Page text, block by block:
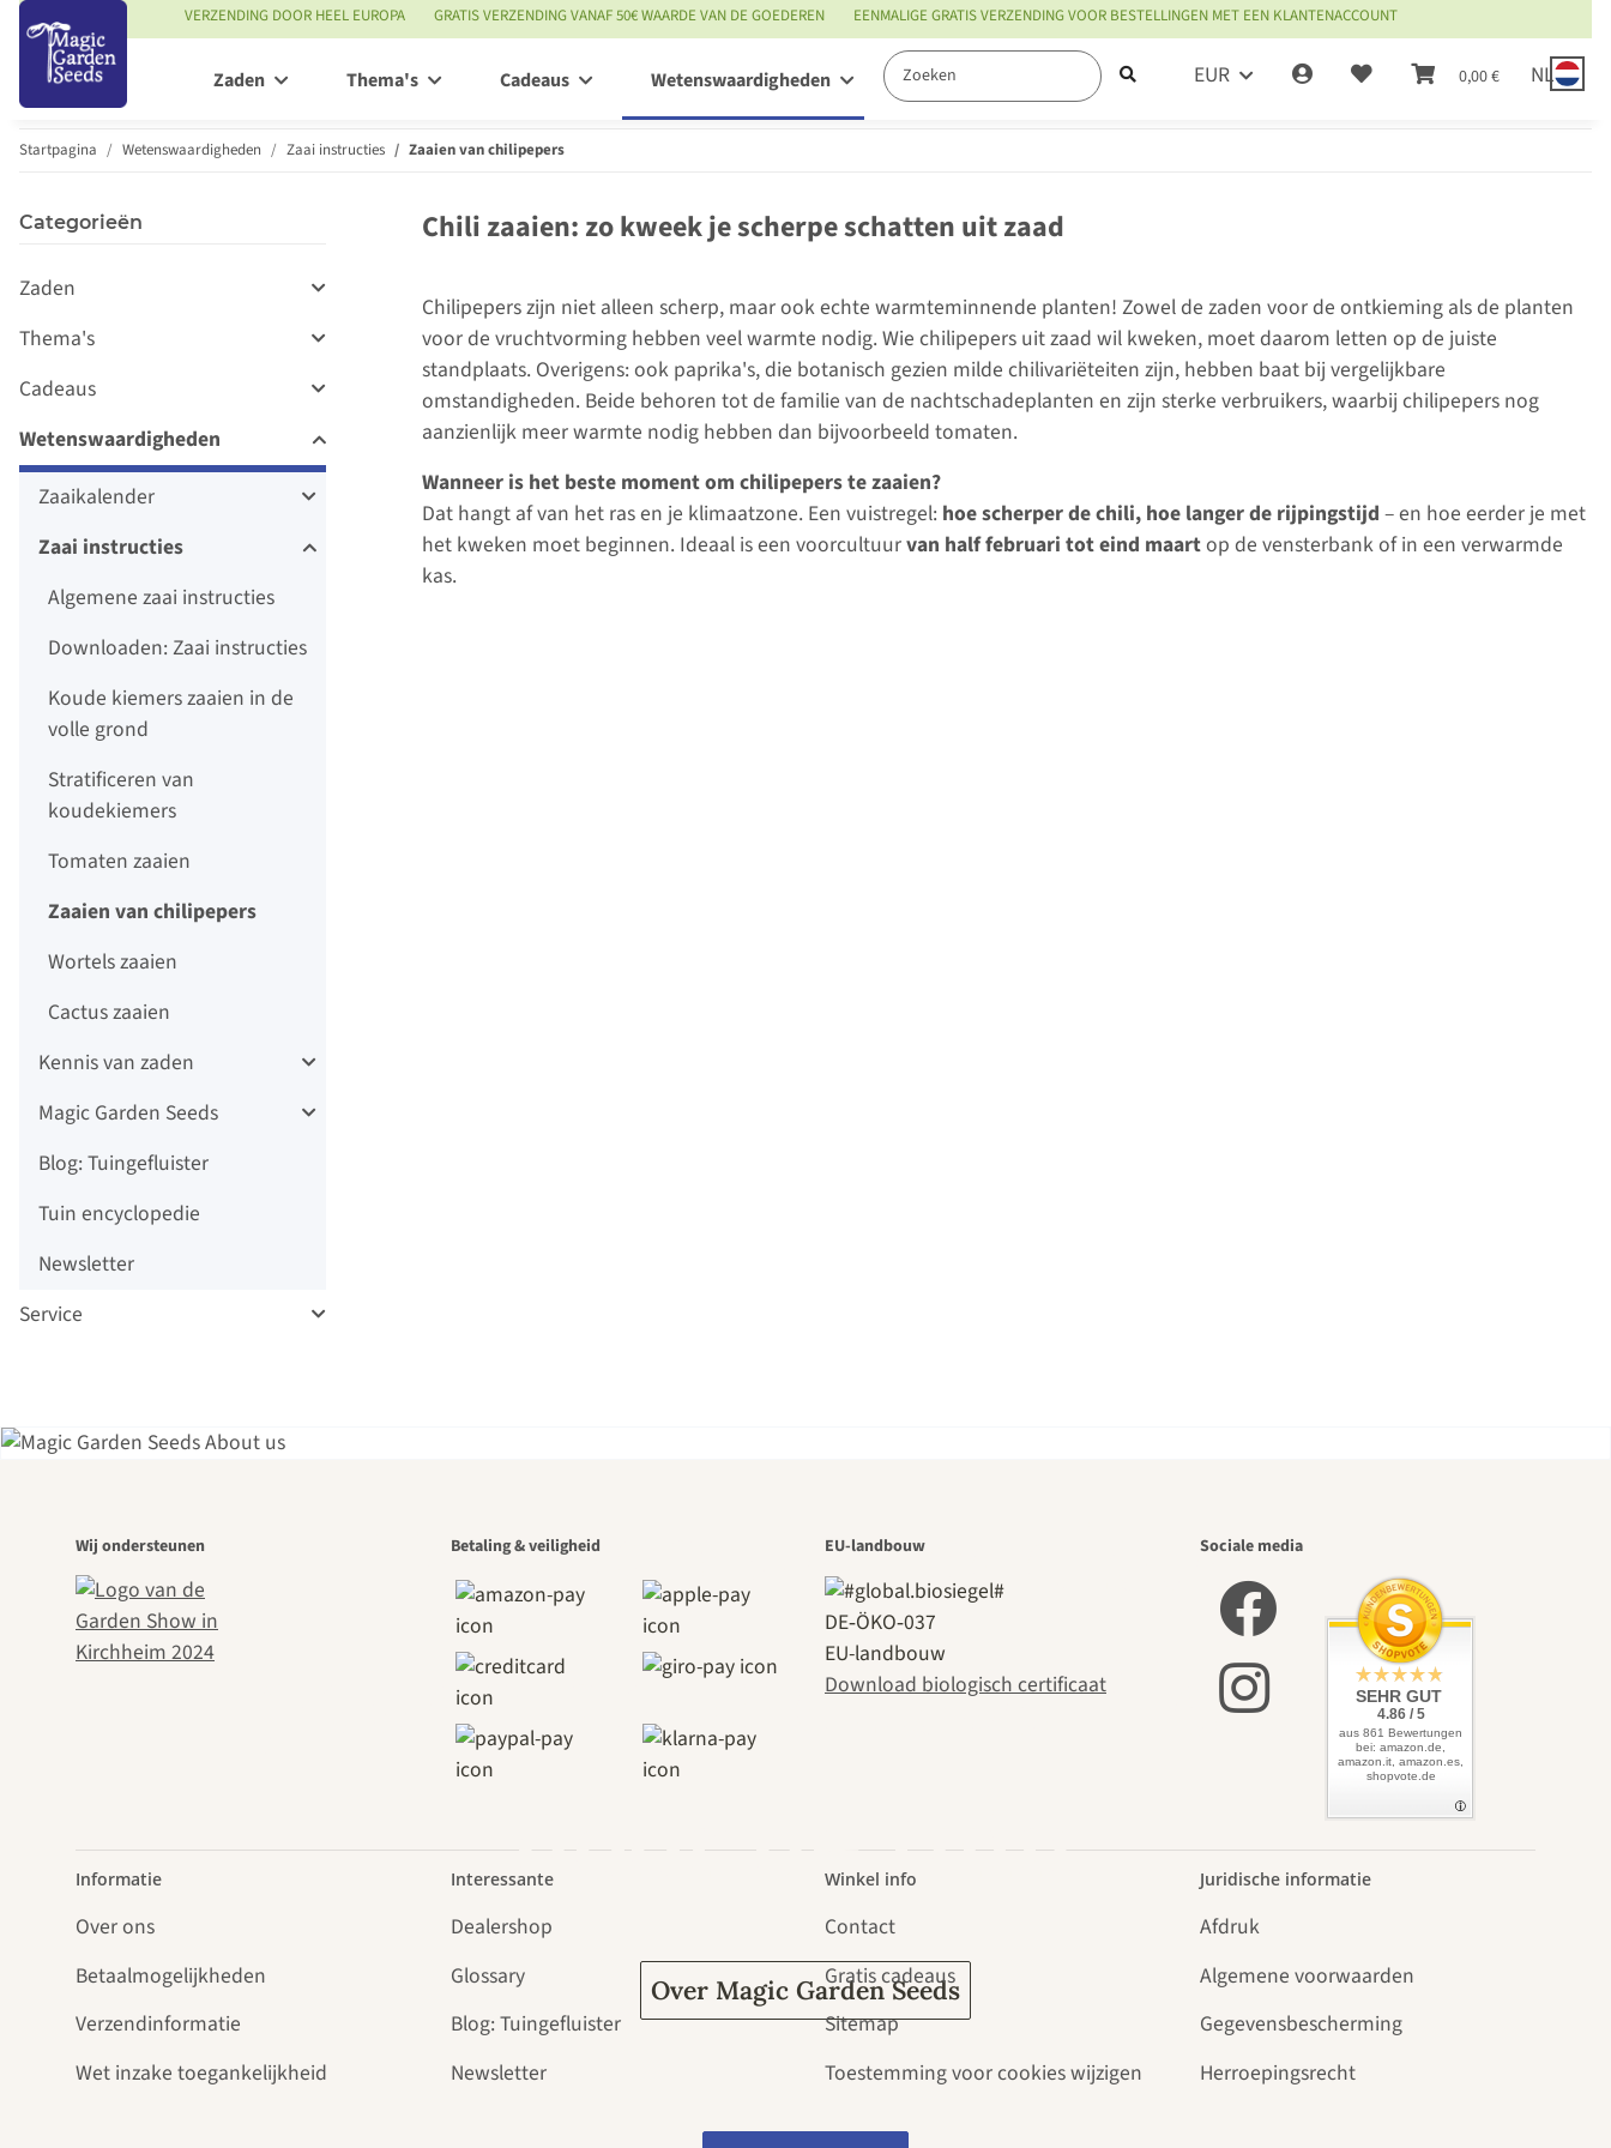
VERZENDING DOOR HEEL EUROPA GRATIS VERZENDING VANAF 50€ WAARDE VAN DE GOEDEREN EENMALIGE GRATIS VERZENDING VOOR BESTELLINGEN MET EEN KLANTENACCOUNT
EUR 0,00 € NL
Zaden Thema's Cadeaus Wetenswaardigheden Service
Startpagina Wetenswaardigheden Zaai instructies Zaaien van chilipepers
Chili zaaien: zo kweek je scherpe schatten uit zaad
Chilipepers zijn niet alleen scherp, maar ook echte warmteminnende planten! Zowel de zaden voor de ontkieming als de planten
voor de vruchtvorming hebben veel warmte nodig. Wie chilipepers uit zaad wil kweken, moet daarom letten op de juiste
standplaats. Overigens: ook paprika's, die botanisch gezien milde chilivariëteiten zijn, hebben baat bij vergelijkbare
omstandigheden. Beide behoren tot de familie van de nachtschadeplanten en zijn sterke verbruikers, waarbij chilipepers nog
aanzienlijk meer warmte nodig hebben dan bijvoorbeeld tomaten.
Wanneer is het beste moment om chilipepers te zaaien?
Dat hangt af van het ras en je klimaatzone. Een vuistregel: hoe scherper de chili, hoe langer de rijpingstijd – en hoe eerder je met
het kweken moet beginnen. Ideaal is een voorcultuurvan half februari tot eind maartop de vensterbank of in een verwarmde
kas.
Categorieën
Zaden
Thema's
Cadeaus
Wetenswaardigheden
Zaaikalender
Zaai instructies
Algemene zaai instructies
Downloaden: Zaai instructies
Koude kiemers zaaien in de
volle grond
Stratificeren van
koudekiemers
Tomaten zaaien
Zaaien van chilipepers
Wortels zaaien
Cactus zaaien
Kennis van zaden
Magic Garden Seeds
Blog: Tuingefluister
Tuin encyclopedie
Newsletter
Service
Een van de mooiste
paden naar onszelf leidt
door de tuin.
Over Magic Garden Seeds
Wij ondersteunen Betaling & veiligheid EU-landbouw
DE‑ÖKO‑037
EU-landbouw
Download biologisch certificaat
Sociale media
SEHR GUT
4.86 / 5
aus 861 Bewertungen
bei: amazon.de,
amazon.it, amazon.es,
shopvote.de
Informatie
Over ons
Betaalmogelijkheden
Verzendinformatie
Wet inzake toegankelijkheid
Interessante
Dealershop
Glossary
Blog: Tuingefluister
Newsletter
Winkel info
Contact
Gratis cadeaus
Sitemap
Toestemming voor cookies wijzigen
Juridische informatie
Afdruk
Algemene voorwaarden
Gegevensbescherming
Herroepingsrecht